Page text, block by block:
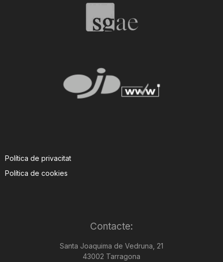
Política de privacitat
Política de cookies
Contacte:
Santa Joaquima de Vedruna, 21
43002 Tarragona